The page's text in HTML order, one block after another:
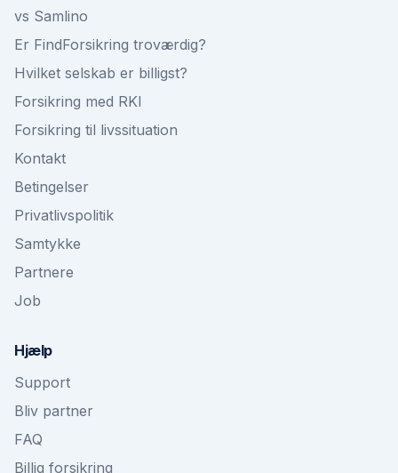
vs Samlino
Er FindForsikring troværdig?
Hvilket selskab er billigst?
Forsikring med RKI
Forsikring til livssituation
Kontakt
Betingelser
Privatlivspolitik
Samtykke
Partnere
Job
Hjælp
Support
Bliv partner
FAQ
Billig forsikring